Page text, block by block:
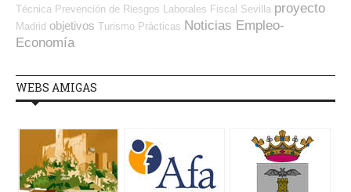
Técnica Prevención de Riesgos Laborales Fiscal Sevilla proyecto
Madrid objetivos Turismo Prácticas Noticias Empleo-
Economía
WEBS AMIGAS